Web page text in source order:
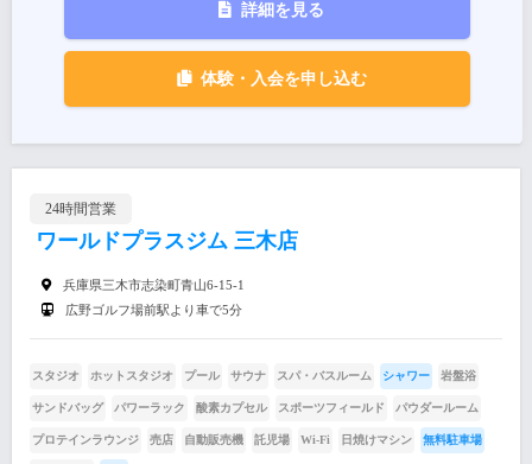
詳細を見る
体験・入会を申し込む
24時間営業
ワールドプラスジム 三木店
兵庫県三木市志染町青山6-15-1
広野ゴルフ場前駅より車で5分
スタジオ ホットスタジオ プール サウナ スパ・バスルーム シャワー 岩盤浴
サンドバッグ パワーラック 酸素カプセル スポーツフィールド パウダールーム
プロテインラウンジ 売店 自動販売機 託児場 Wi-Fi 日焼けマシン 無料駐車場